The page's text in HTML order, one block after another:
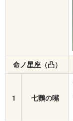
命ノ星座（凸）
1 七鸚の嘴